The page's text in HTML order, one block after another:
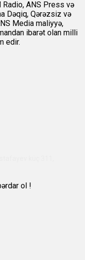
Radio, ANS Press və
Dəqiq, Qərəzsiz və
Media maliyyə,
ibarət olan milli
edir.
ol !